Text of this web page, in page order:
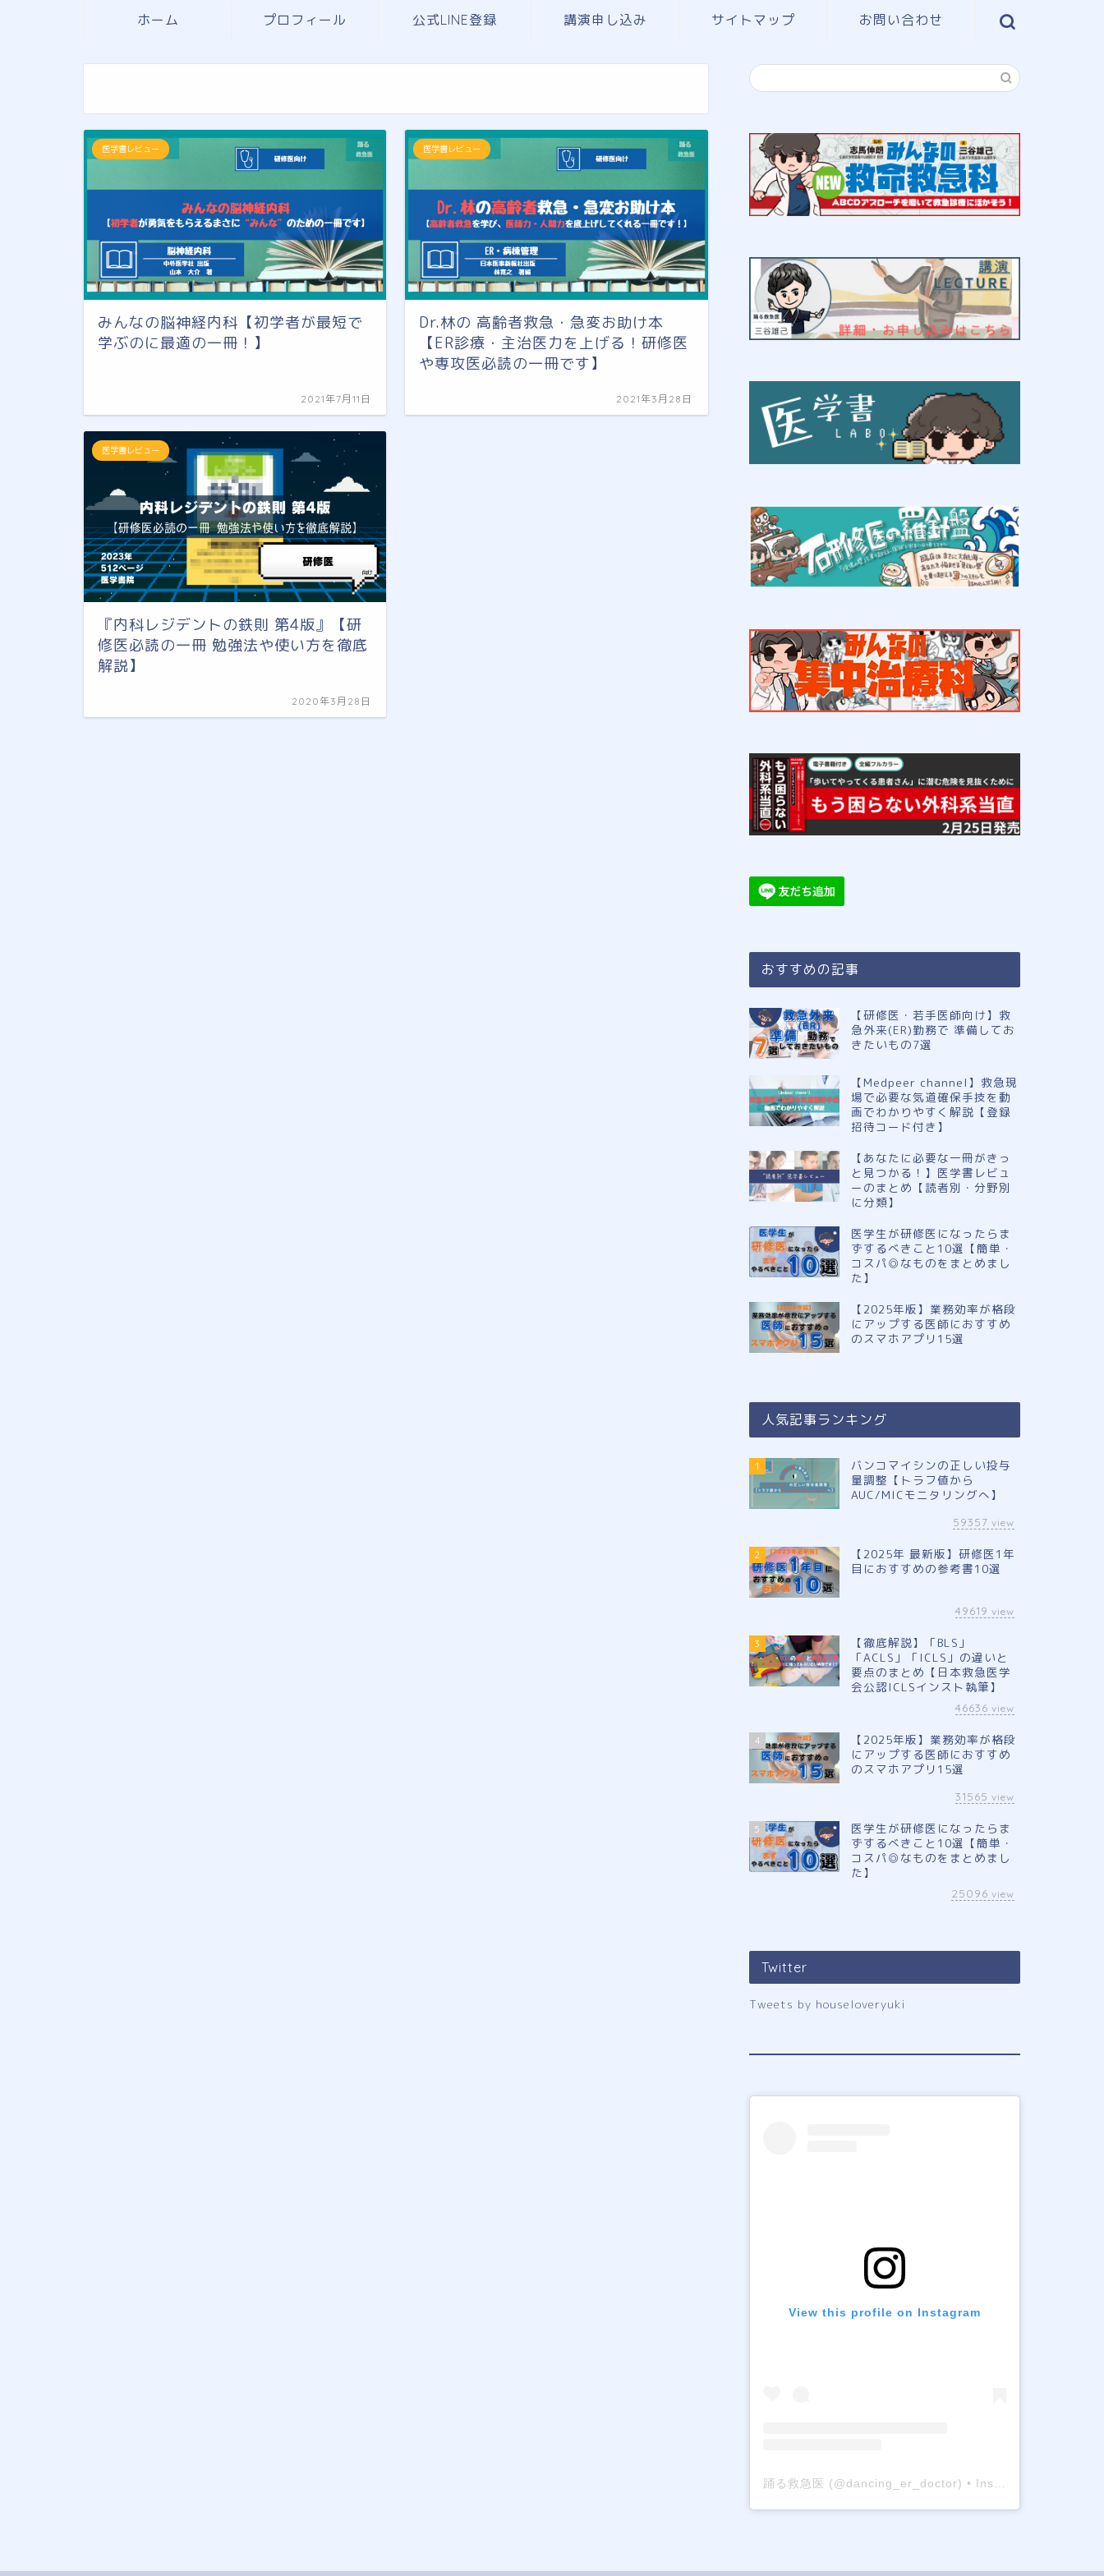
ホーム プロフィール 公式LINE登録 講演申し込み サイトマップ お問い合わせ
医学書レビュー
みんなの脳神経内科【初学者が最短で
学ぶのに最適の一冊！】
2021年7月11日
医学書レビュー
Dr.林の 高齢者救急・急変お助け本
【ER診療・主治医力を上げる！研修医
や専攻医必読の一冊です】
2021年3月28日
医学書レビュー
『内科レジデントの鉄則 第4版』【研
修医必読の一冊 勉強法や使い方を徹底
解説】
2020年3月28日
おすすめの記事
【研修医・若手医師向け】救
急外来(ER)勤務で 準備してお
きたいもの7選
【Medpeer channel】救急現
場で必要な気道確保手技を動
画でわかりやすく解説【登録
招待コード付き】
【あなたに必要な一冊がきっ
と見つかる！】医学書レビュ
ーのまとめ【読者別・分野別
に分類】
医学生が研修医になったらま
ずするべきこと10選【簡単・
コスパ◎なものをまとめまし
た】
【2025年版】業務効率が格段
にアップする医師におすすめ
のスマホアプリ15選
人気記事ランキング
1
バンコマイシンの正しい投与
量調整【トラフ値から
AUC/MICモニタリングへ】
59357 view
2
【2025年 最新版】研修医1年
目におすすめの参考書10選
49619 view
3
【徹底解説】「BLS」
「ACLS」「ICLS」の違いと
要点のまとめ【日本救急医学
会公認ICLSインスト執筆】
46636 view
4
【2025年版】業務効率が格段
にアップする医師におすすめ
のスマホアプリ15選
31565 view
5
医学生が研修医になったらま
ずするべきこと10選【簡単・
コスパ◎なものをまとめまし
た】
25096 view
Twitter
Tweets by houseloveryuki
View this profile on Instagram
踊る救急医 (@dancing_er_doctor) • Instagram photos and videos